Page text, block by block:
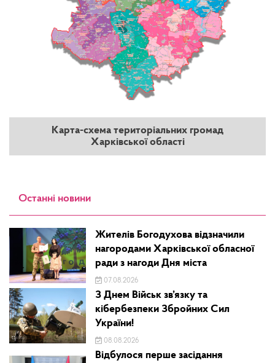
Карта-схема територіальних громад
Харківської області
Останні новини
Жителів Богодухова відзначили
нагородами Харківської обласної
ради з нагоди Дня міста
07.08.2026
З Днем Військ зв’язку та
кібербезпеки Збройних Сил
України!
08.08.2026
Відбулося перше засідання